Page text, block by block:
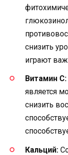
снизить
играют
Витамин С:
является
снизить
Кальций: